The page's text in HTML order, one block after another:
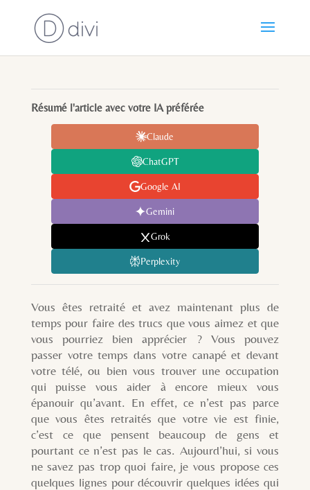
Résumé l'article avec votre IA préférée
Claude
ChatGPT
Google AI
Gemini
Grok
Perplexity
Vous êtes retraité et avez maintenant plus de
temps pour faire des trucs que vous aimez et que
vous pourriez bien apprécier ? Vous pouvez
passer votre temps dans votre canapé et devant
votre télé, ou bien vous trouver une occupation
qui puisse vous aider à encore mieux vous
épanouir qu’avant. En effet, ce n’est pas parce
que vous êtes retraités que votre vie est finie,
c’est ce que pensent beaucoup de gens et
pourtant ce n’est pas le cas. Aujourd’hui, si vous
ne savez pas trop quoi faire, je vous propose ces
quelques lignes pour découvrir quelques idées qui